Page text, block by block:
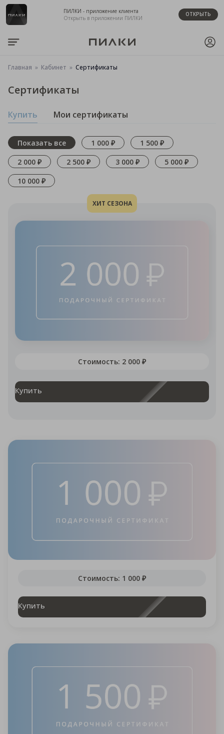
ПИЛКИ - приложение клиента
Открыть в приложении ПИЛКИ
ОТКРЫТЬ
Главная Кабинет Сертификаты
Сертификаты
Купить Мои сертификаты
Показать все 1 000 ₽
1 500 ₽
2 000 ₽
2 500 ₽ 3 000 ₽
5 000 ₽
10 000 ₽
ХИТ СЕЗОНА
Стоимость: 2 000 ₽
Купить
Стоимость: 1 000 ₽
Купить